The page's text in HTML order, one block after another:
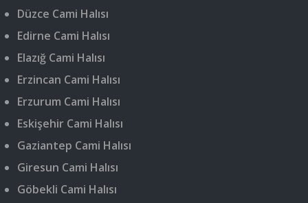
Düzce Cami Halısı
Edirne Cami Halısı
Elazığ Cami Halısı
Erzincan Cami Halısı
Erzurum Cami Halısı
Eskişehir Cami Halısı
Gaziantep Cami Halısı
Giresun Cami Halısı
Göbekli Cami Halısı